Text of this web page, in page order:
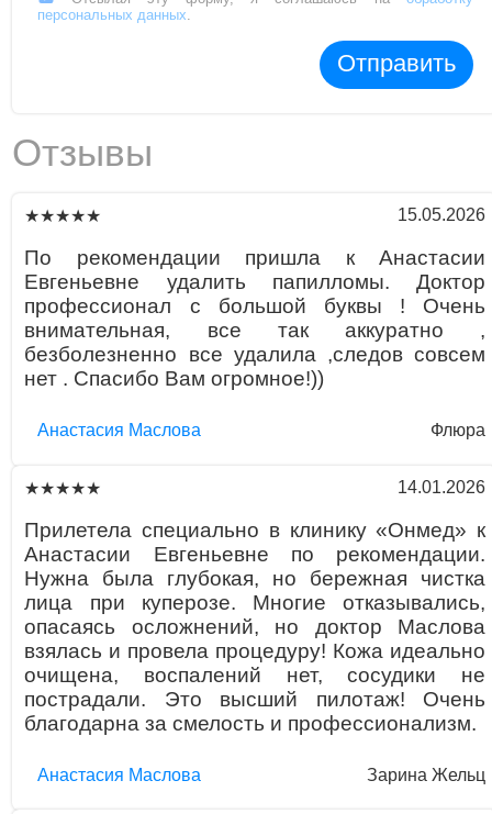
персональных данных.
Отправить
Отзывы
★★★★★ 15.05.2026
По рекомендации пришла к Анастасии
Евгеньевне удалить папилломы. Доктор
профессионал с большой буквы ! Очень
внимательная, все так аккуратно ,
безболезненно все удалила ,следов совсем
нет . Спасибо Вам огромное!))
Aнaстaсия Маслова Флюра
★★★★★ 14.01.2026
Прилетела специально в клинику «Онмед» к
Анастасии Евгеньевне по рекомендации.
Нужна была глубокая, но бережная чистка
лица при куперозе. Многие отказывались,
опасаясь осложнений, но доктор Маслова
взялась и провела процедуру! Кожа идеально
очищена, воспалений нет, сосудики не
пострадали. Это высший пилотаж! Очень
благодарна за смелость и профессионализм.
Aнaстaсия Маслова Зарина Жельц